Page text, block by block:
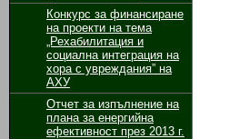
Конкурс за финансиране
на проекти на тема
„Рехабилитация и
социална интеграция на
хора с увреждания” на
АХУ
Отчет за изпълнение на
плана за енергийна
ефективност през 2013 г.